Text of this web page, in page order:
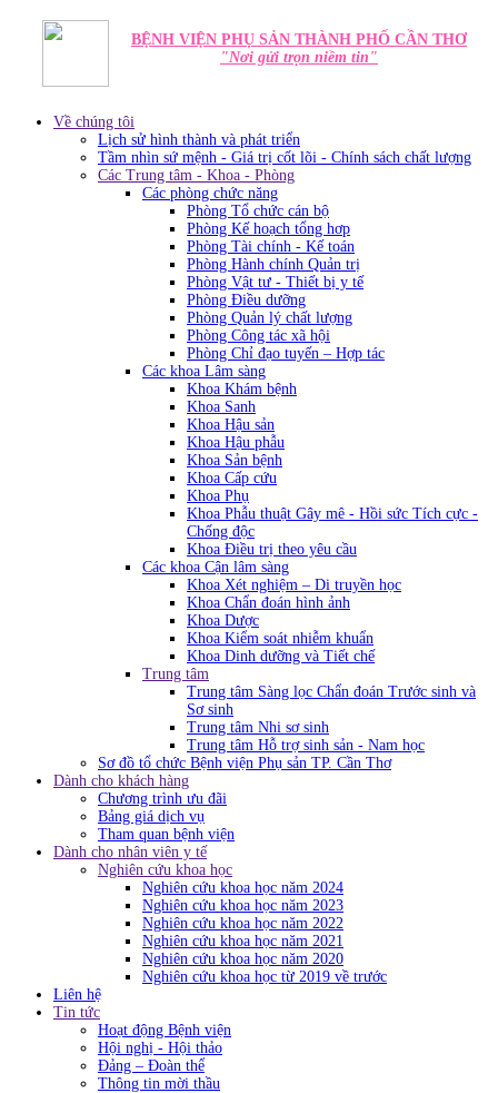
BỆNH VIỆN PHỤ SẢN THÀNH PHỐ CẦN THƠ
"Nơi gửi trọn niềm tin"
Về chúng tôi
Lịch sử hình thành và phát triển
Tầm nhìn sứ mệnh - Giá trị cốt lõi - Chính sách chất lượng
Các Trung tâm - Khoa - Phòng
Các phòng chức năng
Phòng Tổ chức cán bộ
Phòng Kế hoạch tổng hơp
Phòng Tài chính - Kế toán
Phòng Hành chính Quản trị
Phòng Vật tư - Thiết bị y tế
Phòng Điều dưỡng
Phòng Quản lý chất lượng
Phòng Công tác xã hội
Phòng Chỉ đạo tuyến – Hợp tác
Các khoa Lâm sàng
Khoa Khám bệnh
Khoa Sanh
Khoa Hậu sản
Khoa Hậu phẫu
Khoa Sản bệnh
Khoa Cấp cứu
Khoa Phụ
Khoa Phẫu thuật Gây mê - Hồi sức Tích cực -
Chống độc
Khoa Điều trị theo yêu cầu
Các khoa Cận lâm sàng
Khoa Xét nghiệm – Di truyền học
Khoa Chẩn đoán hình ảnh
Khoa Dược
Khoa Kiểm soát nhiễm khuẩn
Khoa Dinh dưỡng và Tiết chế
Trung tâm
Trung tâm Sàng lọc Chẩn đoán Trước sinh và
Sơ sinh
Trung tâm Nhi sơ sinh
Trung tâm Hỗ trợ sinh sản - Nam học
Sơ đồ tổ chức Bệnh viện Phụ sản TP. Cần Thơ
Dành cho khách hàng
Chương trình ưu đãi
Bảng giá dịch vụ
Tham quan bệnh viện
Dành cho nhân viên y tế
Nghiên cứu khoa học
Nghiên cứu khoa học năm 2024
Nghiên cứu khoa học năm 2023
Nghiên cứu khoa học năm 2022
Nghiên cứu khoa học năm 2021
Nghiên cứu khoa học năm 2020
Nghiên cứu khoa học từ 2019 về trước
Liên hệ
Tin tức
Hoạt động Bệnh viện
Hội nghị - Hội thảo
Đảng – Đoàn thể
Thông tin mời thầu